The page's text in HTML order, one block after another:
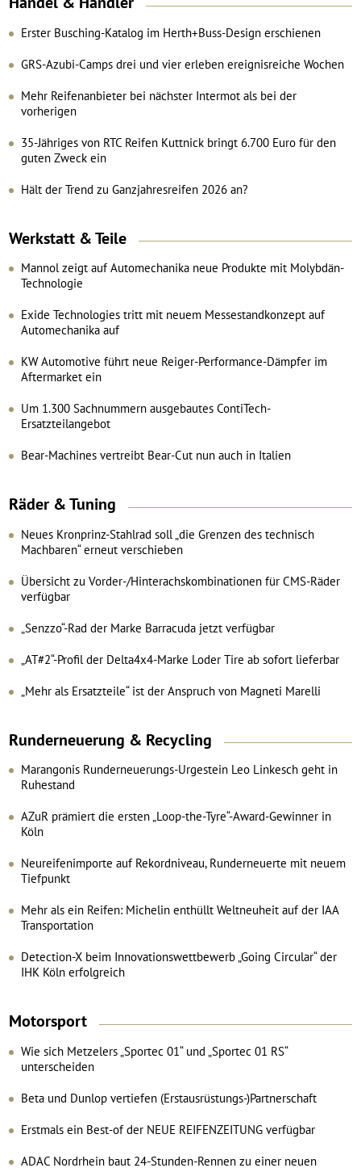
Erster Busching-Katalog im Herth+Buss-Design erschienen
GRS-Azubi-Camps drei und vier erleben ereignisreiche Wochen
Mehr Reifenanbieter bei nächster Intermot als bei der
vorherigen
35-Jähriges von RTC Reifen Kuttnick bringt 6.700 Euro für den
guten Zweck ein
Hält der Trend zu Ganzjahresreifen 2026 an?
Werkstatt &Teile
Mannol zeigt auf Automechanika neue Produkte mit Molybdän-
Technologie
Exide Technologies tritt mit neuem Messestandkonzept auf
Automechanika auf
KW Automotive führt neue Reiger-Performance-Dämpfer im
Aftermarket ein
Um 1.300 Sachnummern ausgebautes ContiTech-
Ersatzteilangebot
Bear-Machines vertreibt Bear-Cut nun auch in Italien
Räder &Tuning
Neues Kronprinz-Stahlrad soll „die Grenzen des technisch
Machbaren“ erneut verschieben
Übersicht zu Vorder-/Hinterachskombinationen für CMS-Räder
verfügbar
„Senzzo“-Rad der Marke Barracuda jetzt verfügbar
„AT#2“-Profil der Delta4x4-Marke Loder Tire ab sofort lieferbar
„Mehr als Ersatzteile“ ist der Anspruch von Magneti Marelli
Runderneuerung & Recycling
Marangonis Runderneuerungs-Urgestein Leo Linkesch geht in
Ruhestand
AZuR prämiert die ersten „Loop-the-Tyre“-Award-Gewinner in
Köln
Neureifenimporte auf Rekordniveau, Runderneuerte mit neuem
Tiefpunkt
Mehr als ein Reifen: Michelin enthüllt Weltneuheit auf der IAA
Transportation
Detection-X beim Innovationswettbewerb „Going Circular“ der
IHK Köln erfolgreich
Motorsport
Wie sich Metzelers „Sportec 01“ und „Sportec 01 RS“
unterscheiden
Beta und Dunlop vertiefen (Erstausrüstungs-)Partnerschaft
Erstmals ein Best-of der NEUE REIFENZEITUNG verfügbar
ADAC Nordrhein baut 24-Stunden-Rennen zu einer neuen